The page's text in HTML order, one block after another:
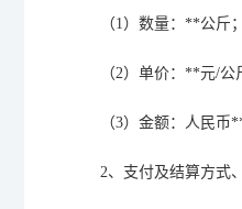
（1）数量：**公斤 ；
（2）单价：**元/公
（3）金额：人民币
2、支付及结算方式